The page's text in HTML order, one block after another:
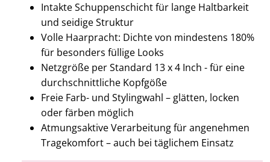
Intakte Schuppenschicht für lange Haltbarkeit
und seidige Struktur
Volle Haarpracht: Dichte von mindestens 180%
für besonders füllige Looks
Netzgröße per Standard 13 x 4 Inch - für eine
durchschnittliche Kopfgöße
Freie Farb- und Stylingwahl – glätten, locken
oder färben möglich
Atmungsaktive Verarbeitung für angenehmen
Tragekomfort – auch bei täglichem Einsatz